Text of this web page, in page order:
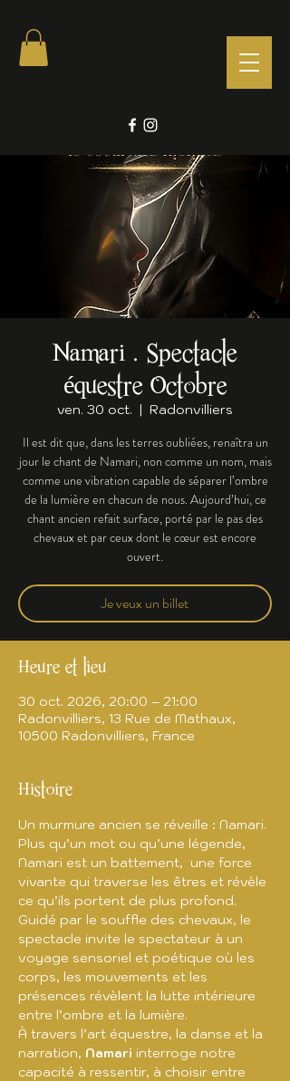
Namari . Spectacle
équestre Octobre
ven. 30 oct.
  |
Radonvilliers
Il est dit que, dans les terres oubliées, renaîtra un
jour le chant de Namari, non comme un nom, mais
comme une vibration capable de séparer l’ombre
de la lumière en chacun de nous. Aujourd’hui, ce
chant ancien refait surface, porté par le pas des
chevaux et par ceux dont le cœur est encore
ouvert.
Je veux un billet
Heure et lieu
30 oct. 2026, 20:00 – 21:00
Radonvilliers, 13 Rue de Mathaux,
10500 Radonvilliers, France
Histoire
Un murmure ancien se réveille : Namari.
Plus qu’un mot ou qu’une légende,
Namari est un battement,  une force
vivante qui traverse les êtres et révèle
ce qu’ils portent de plus profond.
Guidé par le souffle des chevaux, le
spectacle invite le spectateur à un
voyage sensoriel et poétique où les
corps, les mouvements et les
présences révèlent la lutte intérieure
entre l’ombre et la lumière.
À travers l’art équestre, la danse et la
narration, Namari interroge notre
capacité à ressentir, à choisir entre